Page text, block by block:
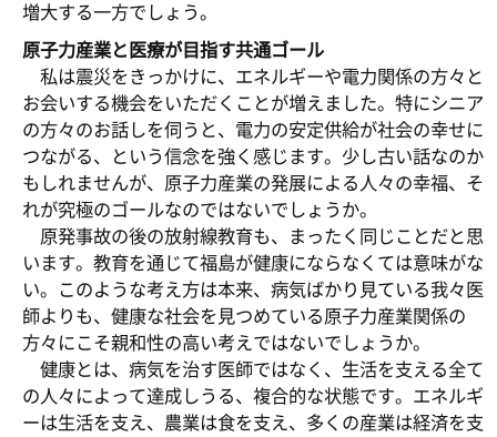
増大する一方でしょう。
原子力産業と医療が目指す共通ゴール
私は震災をきっかけに、エネルギーや電力関係の方々と
お会いする機会をいただくことが増えました。特にシニア
の方々のお話しを伺うと、電力の安定供給が社会の幸せに
つながる、という信念を強く感じます。少し古い話なのか
もしれませんが、原子力産業の発展による人々の幸福、そ
れが究極のゴールなのではないでしょうか。
原発事故の後の放射線教育も、まったく同じことだと思
います。教育を通じて福島が健康にならなくては意味がな
い。このような考え方は本来、病気ばかり見ている我々医
師よりも、健康な社会を見つめている原子力産業関係の
方々にこそ親和性の高い考えではないでしょうか。
健康とは、病気を治す医師ではなく、生活を支える全て
の人々によって達成しうる、複合的な状態です。エネルギ
ーは生活を支え、農業は食を支え、多くの産業は経済を支